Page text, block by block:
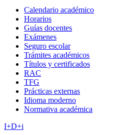
Calendario académico
Horarios
Guías docentes
Exámenes
Seguro escolar
Trámites académicos
Títulos y certificados
RAC
TFG
Prácticas externas
Idioma moderno
Normativa académica
I+D+i